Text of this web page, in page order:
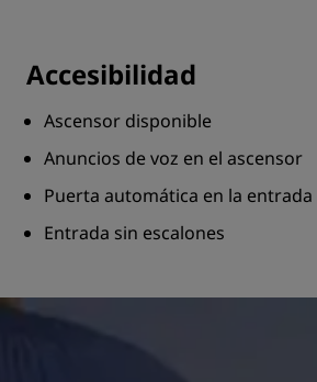
Accesibilidad
Ascensor disponible
Anuncios de voz en el ascensor
Puerta automática en la entrada
Entrada sin escalones